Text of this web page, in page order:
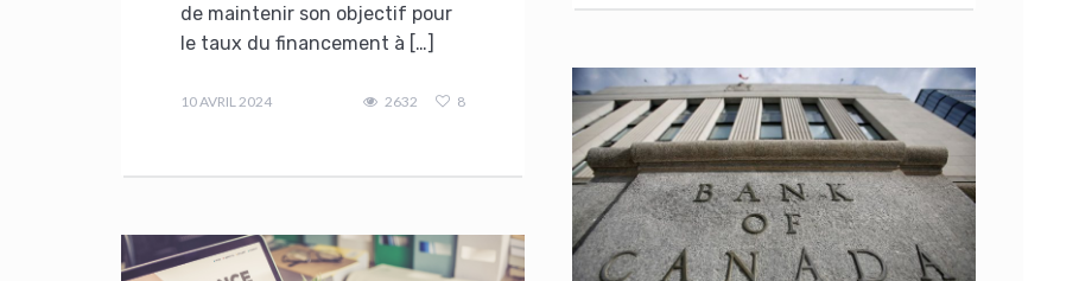
de maintenir son objectif pour
le taux du financement à […]
10 AVRIL 2024 2632 8